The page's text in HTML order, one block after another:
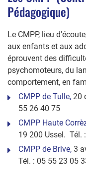
Pédagogique)
Le CMPP, lieu
aux enfants et aux
éprouvent des
psychomoteurs, du
comportement, en
CMPP de Tulle, 20
55 26 40 75
CMPP Haute
19 200 Ussel. Tél.
CMPP de Brive, 3
Tél. : 05 55 23 05